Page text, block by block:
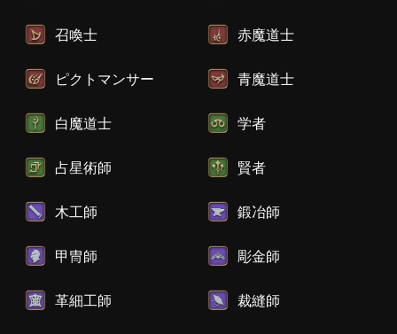
召喚士 赤魔道士
ピクトマンサー 青魔道士
白魔道士 学者
占星術師 賢者
木工師 鍛冶師
甲冑師 彫金師
革細工師 裁縫師